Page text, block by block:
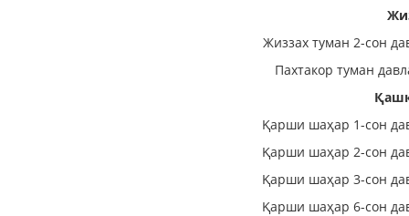
Жиззах туман 2-сон
Пахтакор туман
Қарши шаҳар 1-сон
Қарши шаҳар 2-сон
Қарши шаҳар 3-сон
Қарши шаҳар 6-сон